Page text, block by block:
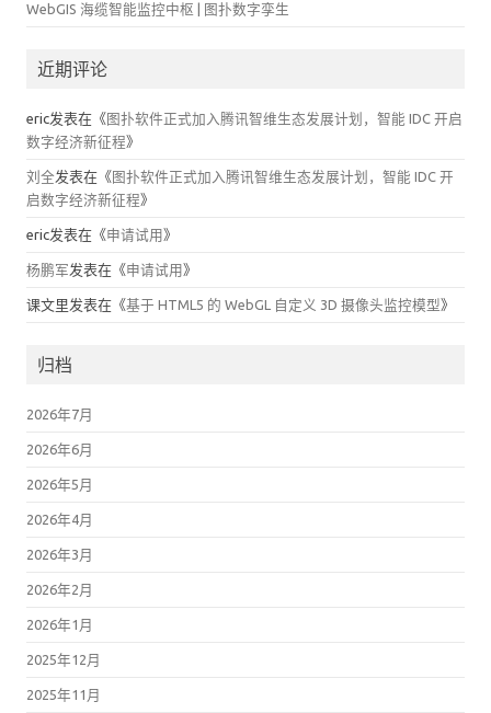
WebGIS 海缆智能监控中枢 | 图扑数字孪生
近期评论
eric发表在《 图扑软件正式加入腾讯智维生态发展计划，智能 IDC 开启
数字经济新征程》
刘全发表在《 图扑软件正式加入腾讯智维生态发展计划，智能 IDC 开
启数字经济新征程》
eric发表在《申请试用 》
杨鹏军发表在《申请试用 》
课文里发表在《基于 HTML5 的 WebGL 自定义 3D 摄像头监控模型》
归档
2026年7月
2026年6月
2026年5月
2026年4月
2026年3月
2026年2月
2026年1月
2025年12月
2025年11月